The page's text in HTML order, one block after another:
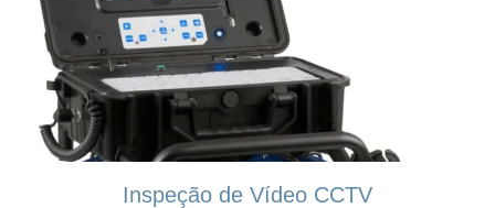
Inspeção de Vídeo CCTV